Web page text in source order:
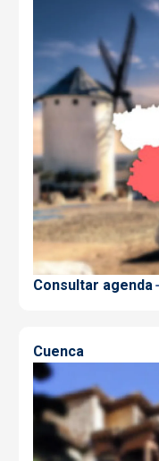
Consultar agenda
Cuenca